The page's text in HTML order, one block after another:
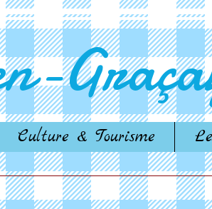
Culture & Tourisme